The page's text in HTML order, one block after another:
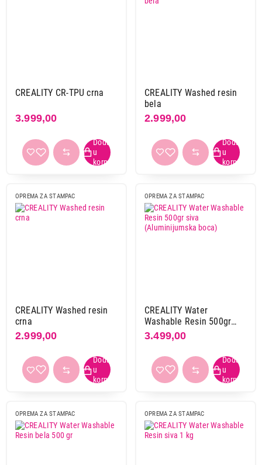
CREALITY CR-TPU crna
3.999,00
CREALITY Washed resin
bela
2.999,00
OPREMA ZA STAMPAC
CREALITY Washed resin
crna
2.999,00
OPREMA ZA STAMPAC
CREALITY Water
Washable Resin 500gr
siva (Aluminijumska
3.499,00
OPREMA ZA STAMPAC OPREMA ZA STAMPAC